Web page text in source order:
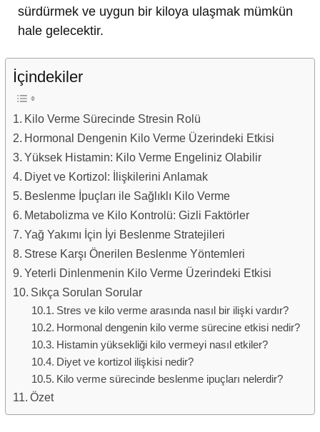
sürdürmek ve uygun bir kiloya ulaşmak mümkün
hale gelecektir.
İçindekiler
Kilo Verme Sürecinde Stresin Rolü
Hormonal Dengenin Kilo Verme Üzerindeki Etkisi
Yüksek Histamin: Kilo Verme Engeliniz Olabilir
Diyet ve Kortizol: İlişkilerini Anlamak
Beslenme İpuçları ile Sağlıklı Kilo Verme
Metabolizma ve Kilo Kontrolü: Gizli Faktörler
Yağ Yakımı İçin İyi Beslenme Stratejileri
Strese Karşı Önerilen Beslenme Yöntemleri
Yeterli Dinlenmenin Kilo Verme Üzerindeki Etkisi
Sıkça Sorulan Sorular
Stres ve kilo verme arasında nasıl bir ilişki vardır?
Hormonal dengenin kilo verme sürecine etkisi nedir?
Histamin yüksekliği kilo vermeyi nasıl etkiler?
Diyet ve kortizol ilişkisi nedir?
Kilo verme sürecinde beslenme ipuçları nelerdir?
Özet